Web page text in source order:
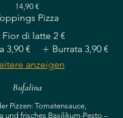
14,90 €
Pizza
Fior di latte 2 €
3,90 € Burrata 3,90 €
anzeigen
Bufalina
Pizzen: Tomatensauce,
und frisches Basilikum-Pesto –